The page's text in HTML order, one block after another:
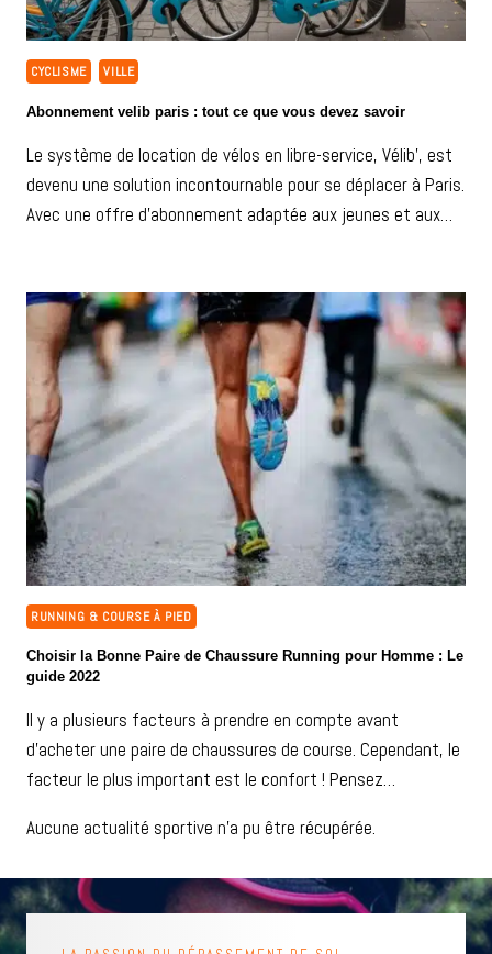
CYCLISME VILLE
Abonnement velib paris : tout ce que vous devez savoir
Le système de location de vélos en libre-service, Vélib’, est
devenu une solution incontournable pour se déplacer à Paris.
Avec une offre d’abonnement adaptée aux jeunes et aux…
RUNNING & COURSE À PIED
Choisir la Bonne Paire de Chaussure Running pour Homme : Le
guide 2022
Il y a plusieurs facteurs à prendre en compte avant
d’acheter une paire de chaussures de course. Cependant, le
facteur le plus important est le confort ! Pensez…
Aucune actualité sportive n’a pu être récupérée.